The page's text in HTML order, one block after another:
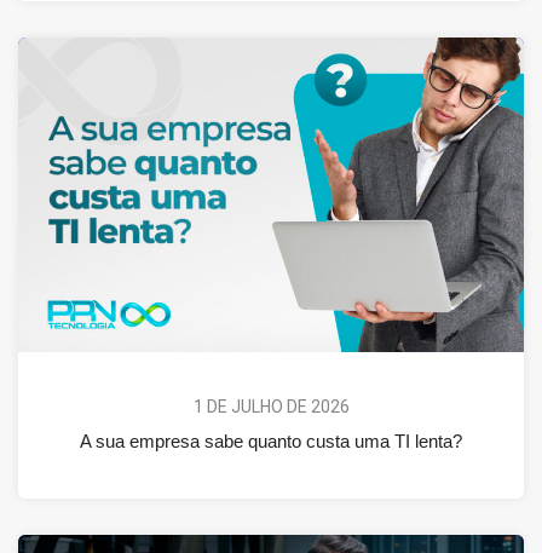
1 DE JULHO DE 2026
A sua empresa sabe quanto custa uma TI lenta?